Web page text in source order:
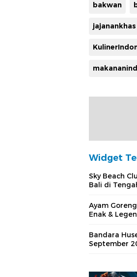
bakwan
jajanankhas
Widget
Sky Beach
Bali di
Ayam
Enak &
Bandara
September